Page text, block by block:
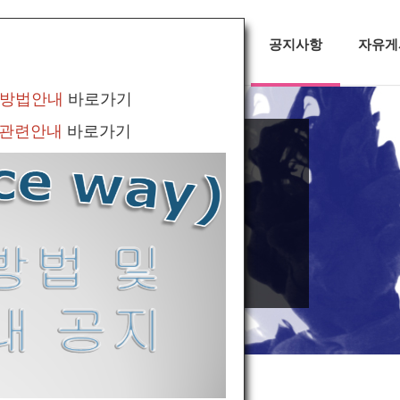
공지사항 자유
법안내 바로가기
련안내 바로가기